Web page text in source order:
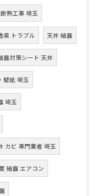
熱工事 埼玉
臭 トラブル 天井 結露
露対策シート 天井
壁紙 埼玉
埼玉
カビ 専門業者 埼玉
夏 結露 エアコン